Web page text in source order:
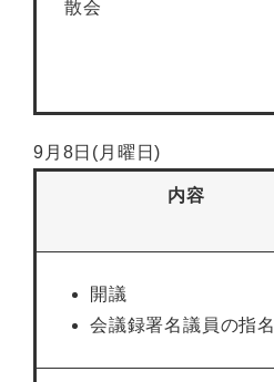
散会
9月8日(月曜日)
内容
開議
会議録署名議員の指名